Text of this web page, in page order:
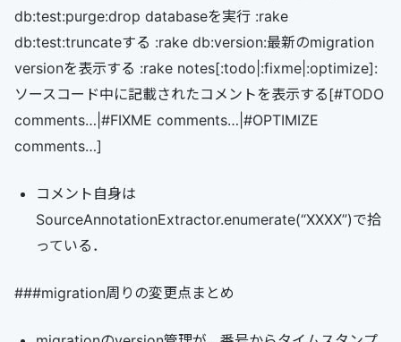
db:test:purge:drop databaseを実行 :rake
db:test:truncateする :rake db:version:最新のmigration
versionを表示する :rake notes[:todo|:fixme|:optimize]:
ソースコード中に記載されたコメントを表示する[#TODO
comments…|#FIXME comments…|#OPTIMIZE
comments…]
コメント自身は
SourceAnnotationExtractor.enumerate(“XXXX”)で拾
っている．
###migration周りの変更点まとめ